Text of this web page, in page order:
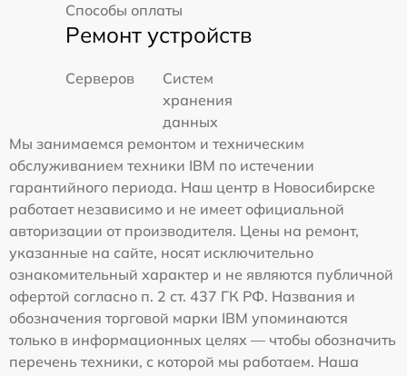
Способы оплаты
Ремонт устройств
Серверов
Систем
хранения
данных
Мы занимаемся ремонтом и техническим
обслуживанием техники IBM по истечении
гарантийного периода. Наш центр в Новосибирске
работает независимо и не имеет официальной
авторизации от производителя. Цены на ремонт,
указанные на сайте, носят исключительно
ознакомительный характер и не являются публичной
офертой согласно п. 2 ст. 437 ГК РФ. Названия и
обозначения торговой марки IBM упоминаются
только в информационных целях — чтобы обозначить
перечень техники, с которой мы работаем. Наша